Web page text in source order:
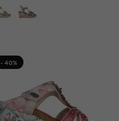
- 40%